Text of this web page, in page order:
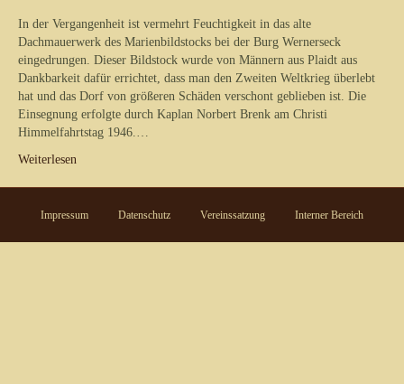
In der Vergangenheit ist vermehrt Feuchtigkeit in das alte
Dachmauerwerk des Marienbildstocks bei der Burg Wernerseck
eingedrungen. Dieser Bildstock wurde von Männern aus Plaidt aus
Dankbarkeit dafür errichtet, dass man den Zweiten Weltkrieg überlebt
hat und das Dorf von größeren Schäden verschont geblieben ist. Die
Einsegnung erfolgte durch Kaplan Norbert Brenk am Christi
Himmelfahrtstag 1946.…
Weiterlesen
Impressum Datenschutz Vereinssatzung Interner Bereich